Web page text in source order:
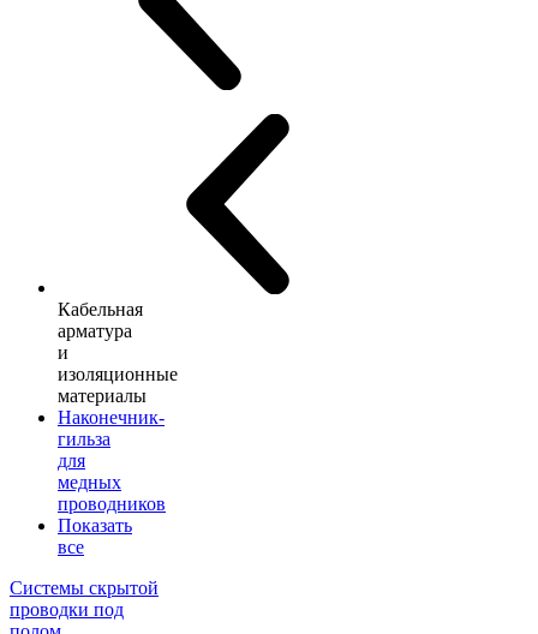
Кабельная
арматура
и
изоляционные
материалы
Наконечник-
гильза
для
медных
проводников
Показать
все
Системы скрытой
проводки под